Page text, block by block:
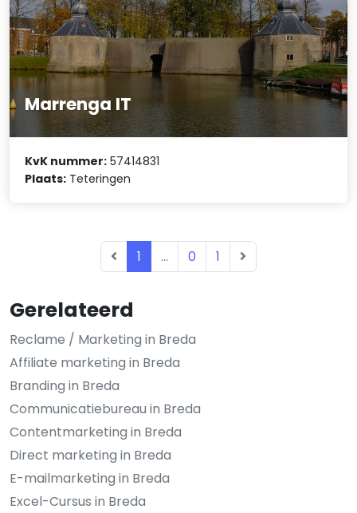
Gerelateerd
Reclame / Marketing in Breda
Affiliate marketing in Breda
Branding in Breda
Communicatiebureau in Breda
Contentmarketing in Breda
Direct marketing in Breda
E-mailmarketing in Breda
Excel-Cursus in Breda
Marrenga IT
KvK nummer: 57414831
Plaats: Teteringen
1 ... 0 1